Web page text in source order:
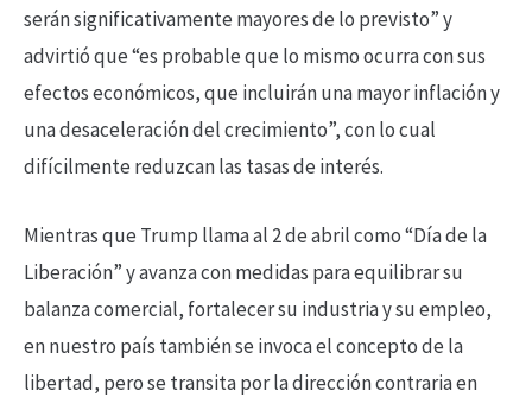
serán significativamente mayores de lo previsto” y
advirtió que “es probable que lo mismo ocurra con sus
efectos económicos, que incluirán una mayor inflación y
una desaceleración del crecimiento”, con lo cual
difícilmente reduzcan las tasas de interés.
Mientras que Trump llama al 2 de abril como “Día de la
Liberación” y avanza con medidas para equilibrar su
balanza comercial, fortalecer su industria y su empleo,
en nuestro país también se invoca el concepto de la
libertad, pero se transita por la dirección contraria en